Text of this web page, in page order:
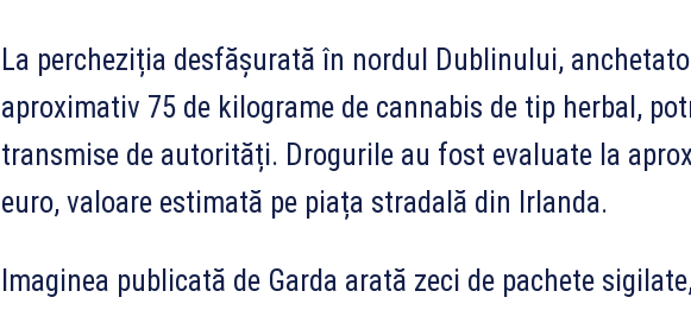
La percheziția desfășurată în nordul Dublinului,
aproximativ 75 de kilograme de cannabis de tip herbal,
transmise de autorități. Drogurile au fost evaluate la
euro, valoare estimată pe piața stradală din Irlanda.
Imaginea publicată de Garda arată zeci de pachete